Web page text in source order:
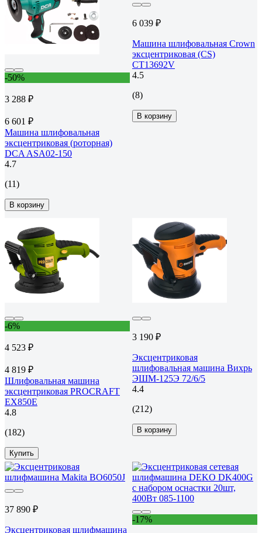
-50%
3 288 ₽
6 601 ₽
Машина шлифовальная
эксцентриковая (роторная)
DCA ASA02-150
4.7
(11)
В корзину
6 039 ₽
Машина шлифовальная Crown
эксцентриковая (CS)
CT13692V
4.5
(8)
В корзину
-6%
4 523 ₽
4 819 ₽
Шлифовальная машина
эксцентриковая PROCRAFT
EX850E
4.8
(182)
Купить
3 190 ₽
Эксцентриковая
шлифовальная машина Вихрь
ЭШМ-125Э 72/6/5
4.4
(212)
В корзину
37 890 ₽
Эксцентриковая шлифмашина
-17%